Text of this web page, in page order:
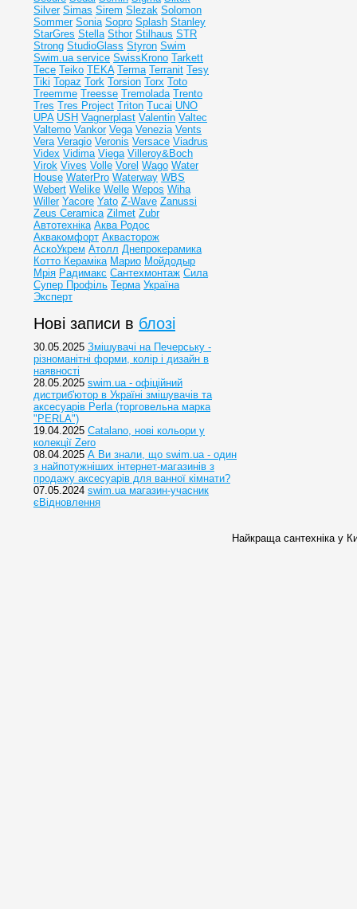
Silver Simas Sirem Slezak Solomon
Sommer Sonia Sopro Splash Stanley
StarGres Stella Sthor Stilhaus STR
Strong StudioGlass Styron Swim
Swim.ua service SwissKrono Tarkett
Tece Teiko TEKA Terma Terranit Tesy
Tiki Topaz Tork Torsion Torx Toto
Treemme Treesse Tremolada Trento
Tres Tres Project Triton Tucai UNO
UPA USH Vagnerplast Valentin Valtec
Valtemo Vankor Vega Venezia Vents
Vera Veragio Veronis Versace Viadrus
Videx Vidima Viega Villeroy&Boch
Virok Vives Volle Vorel Wago Water
House WaterPro Waterway WBS
Webert Welike Welle Wepos Wiha
Willer Yacore Yato Z-Wave Zanussi
Zeus Ceramica Zilmet Zubr
Автотехніка Аква Родос
Аквакомфорт Аквасторож
АскоУкрем Атолл Днепрокерамика
Котто Кераміка Марио Мойдодыр
Мрія Радимакс Сантехмонтаж Сила
Супер Профіль Терма Україна
Эксперт
Нові записи в блозі
30.05.2025 Змішувачі на Печерську -
різноманітні форми, колір і дизайн в
наявності
28.05.2025 swim.ua - офіційний
дистриб'ютор в Україні змішувачів та
аксесуарів Perla (торговельна марка
"PERLA")
19.04.2025 Catalano, нові кольори у
колекції Zero
08.04.2025 А Ви знали, що swim.ua - один
з найпотужніших інтернет-магазинів з
продажу аксесуарів для ванної кімнати?
07.05.2024 swim.ua магазин-учасник
єВідновлення
Найкраща сантехніка у